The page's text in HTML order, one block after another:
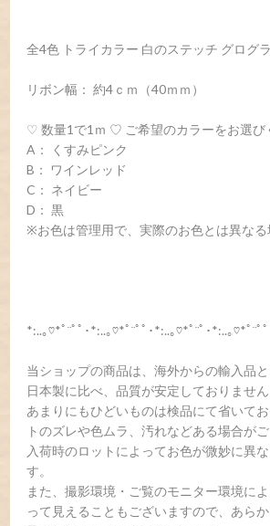
全4色 トライカラー 白のステッチ グログ
リボン幅： 約4ｃｍ（40ｍｍ）
♡ 数量1で1ｍ ♡ ご希望のカラーをお選び
A： くすみピンク
B： ワインレッド
C： ネイビー
D： 黒
※お色は管理用で、実際のお色とは異な
*:..｡♡*ﾟ¨ﾟﾟ･*:..｡♡*ﾟ¨ﾟﾟ･*:..｡♡*ﾟ¨ﾟ･*:..｡♡*ﾟ¨ﾟ
当ショップの商品は、海外からの輸入品と
日本製に比べ、品質が安定しておりません
あまりにもひどいものは検品にて省いて
トのズレや色ムラ、汚れなどある場合がご
入荷時のロットによってお色が微妙に異
す。
また、撮影環境・ご覧のモニター環境に
って見えることもございますので、あら